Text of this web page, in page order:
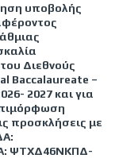
υποβολής
Διεθνούς
Baccalaureate –
2027 και για
προσκλήσεις με
ΨΤΧΔ46ΝΚΠΔ-